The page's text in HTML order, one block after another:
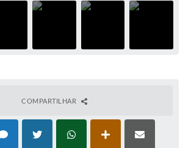
COMPARTILHAR